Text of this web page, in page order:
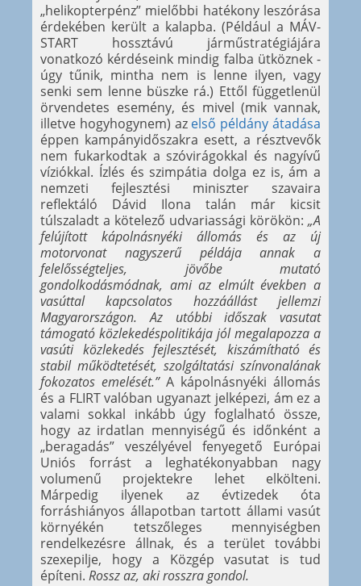
„helikopterpénz” mielőbbi hatékony leszórása
érdekében került a kalapba. (Például a MÁV-
START hossztávú járműstratégiájára
vonatkozó kérdéseink mindig falba ütköznek -
úgy tűnik, mintha nem is lenne ilyen, vagy
senki sem lenne büszke rá.) Ettől függetlenül
örvendetes esemény, és mivel (mik vannak,
illetve hogyhogynem) az első példány átadása
éppen kampányidőszakra esett, a résztvevők
nem fukarkodtak a szóvirágokkal és nagyívű
víziókkal. Ízlés és szimpátia dolga ez is, ám a
nemzeti fejlesztési miniszter szavaira
reflektáló Dávid Ilona talán már kicsit
túlszaladt a kötelező udvariassági körökön:„A
felújított kápolnásnyéki állomás és az új
motorvonat nagyszerű példája annak a
felelősségteljes, jövőbe mutató
gondolkodásmódnak, ami az elmúlt években a
vasúttal kapcsolatos hozzáállást jellemzi
Magyarországon. Az utóbbi időszak vasutat
támogató közlekedéspolitikája jól megalapozza a
vasúti közlekedés fejlesztését, kiszámítható és
stabil működtetését, szolgáltatási színvonalának
fokozatos emelését.”A kápolnásnyéki állomás
és a FLIRT valóban ugyanazt jelképezi, ám ez a
valami sokkal inkább úgy foglalható össze,
hogy az irdatlan mennyiségű és időnként a
„beragadás” veszélyével fenyegető Európai
Uniós forrást a leghatékonyabban nagy
volumenű projektekre lehet elkölteni.
Márpedig ilyenek az évtizedek óta
forráshiányos állapotban tartott állami vasút
környékén tetszőleges mennyiségben
rendelkezésre állnak, és a terület további
szexepilje, hogy a Közgép vasutat is tud
építeni. Rossz az, aki rosszra gondol.